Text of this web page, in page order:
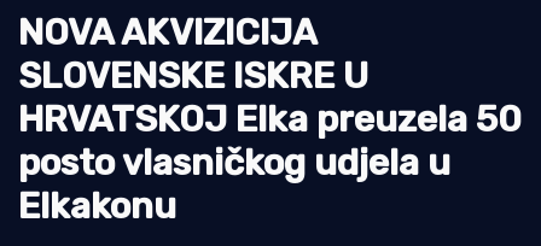
Pomorstvo
Ribolov
Ekologija
Tradicija i kultura
NOVA AKVIZICIJA
SLOVENSKE ISKRE U
HRVATSKOJ Elka preuzela 50
posto vlasničkog udjela u
Elkakonu